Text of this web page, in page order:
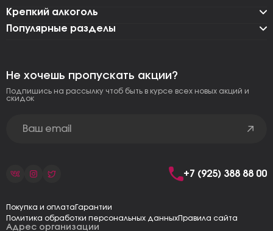
Крепкий алкоголь
Популярные разделы
Адрес организации
Не хочешь пропускать акции?
Подпишись на рассылку чтоб быть в курсе всех новых акций и
скидок
+7 (925) 388 88 00
Покупка и оплата Гарантии
Политика обработки персональных данныхПравила сайта